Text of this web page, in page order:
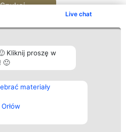
Live chat
Kliknij proszę w
🙂
materiały
Szukaj
Kontakt
Kontakt